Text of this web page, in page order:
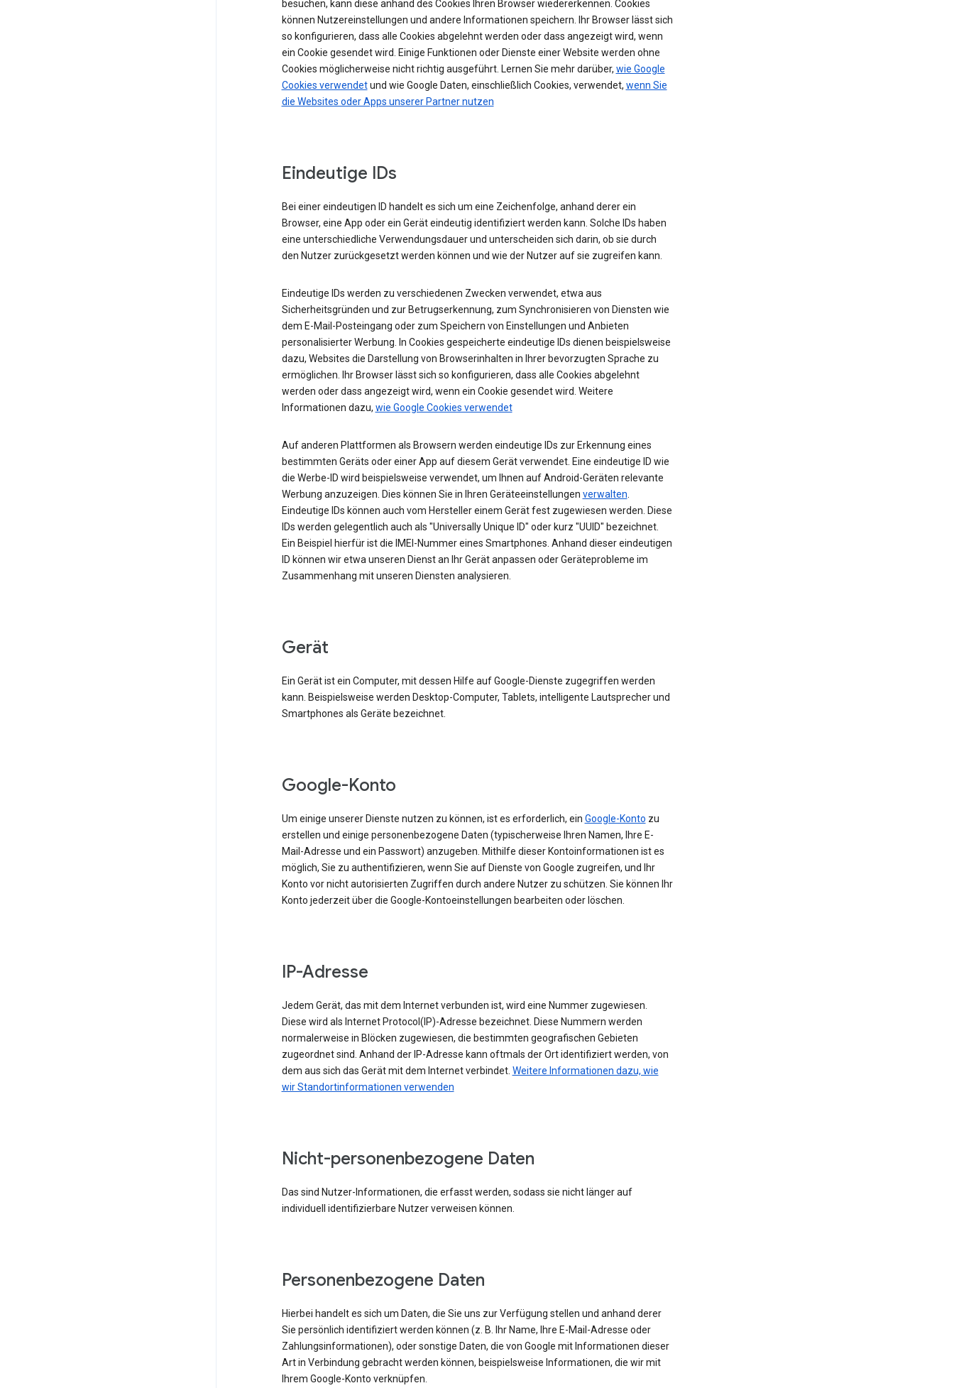
besuchen, kann diese anhand des Cookies Ihren Browser wiedererkennen. Cookies
können Nutzereinstellungen und andere Informationen speichern. Ihr Browser lässt sich
so konfigurieren, dass alle Cookies abgelehnt werden oder dass angezeigt wird, wenn
ein Cookie gesendet wird. Einige Funktionen oder Dienste einer Website werden ohne
Cookies möglicherweise nicht richtig ausgeführt. Lernen Sie mehr darüber, wie Google
Cookies verwendetund wie Google Daten, einschließlich Cookies, verwendet, wenn Sie
die Websites oder Apps unserer Partner nutzen
Eindeutige IDs
Bei einer eindeutigen ID handelt es sich um eine Zeichenfolge, anhand derer ein
Browser, eine App oder ein Gerät eindeutig identifiziert werden kann. Solche IDs haben
eine unterschiedliche Verwendungsdauer und unterscheiden sich darin, ob sie durch
den Nutzer zurückgesetzt werden können und wie der Nutzer auf sie zugreifen kann.
Eindeutige IDs werden zu verschiedenen Zwecken verwendet, etwa aus
Sicherheitsgründen und zur Betrugserkennung, zum Synchronisieren von Diensten wie
dem E-Mail-Posteingang oder zum Speichern von Einstellungen und Anbieten
personalisierter Werbung. In Cookies gespeicherte eindeutige IDs dienen beispielsweise
dazu, Websites die Darstellung von Browserinhalten in Ihrer bevorzugten Sprache zu
ermöglichen. Ihr Browser lässt sich so konfigurieren, dass alle Cookies abgelehnt
werden oder dass angezeigt wird, wenn ein Cookie gesendet wird. Weitere
Informationen dazu, wie Google Cookies verwendet
Auf anderen Plattformen als Browsern werden eindeutige IDs zur Erkennung eines
bestimmten Geräts oder einer App auf diesem Gerät verwendet. Eine eindeutige ID wie
die Werbe-ID wird beispielsweise verwendet, um Ihnen auf Android-Geräten relevante
Werbung anzuzeigen. Dies können Sie in Ihren Geräteeinstellungen verwalten.
Eindeutige IDs können auch vom Hersteller einem Gerät fest zugewiesen werden. Diese
IDs werden gelegentlich auch als "Universally Unique ID" oder kurz "UUID" bezeichnet.
Ein Beispiel hierfür ist die IMEI-Nummer eines Smartphones. Anhand dieser eindeutigen
ID können wir etwa unseren Dienst an Ihr Gerät anpassen oder Geräteprobleme im
Zusammenhang mit unseren Diensten analysieren.
Gerät
Ein Gerät ist ein Computer, mit dessen Hilfe auf Google-Dienste zugegriffen werden
kann. Beispielsweise werden Desktop-Computer, Tablets, intelligente Lautsprecher und
Smartphones als Geräte bezeichnet.
Google-Konto
Um einige unserer Dienste nutzen zu können, ist es erforderlich, ein Google-Konto zu
erstellen und einige personenbezogene Daten (typischerweise Ihren Namen, Ihre E-
Mail-Adresse und ein Passwort) anzugeben. Mithilfe dieser Kontoinformationen ist es
möglich, Sie zu authentifizieren, wenn Sie auf Dienste von Google zugreifen, und Ihr
Konto vor nicht autorisierten Zugriffen durch andere Nutzer zu schützen. Sie können Ihr
Konto jederzeit über die Google-Kontoeinstellungen bearbeiten oder löschen.
IP-Adresse
Jedem Gerät, das mit dem Internet verbunden ist, wird eine Nummer zugewiesen.
Diese wird als Internet Protocol(IP)-Adresse bezeichnet. Diese Nummern werden
normalerweise in Blöcken zugewiesen, die bestimmten geografischen Gebieten
zugeordnet sind. Anhand der IP-Adresse kann oftmals der Ort identifiziert werden, von
dem aus sich das Gerät mit dem Internet verbindet. Weitere Informationen dazu, wie
wir Standortinformationen verwenden
Nicht-personenbezogene Daten
Das sind Nutzer-Informationen, die erfasst werden, sodass sie nicht länger auf
individuell identifizierbare Nutzer verweisen können.
Personenbezogene Daten
Hierbei handelt es sich um Daten, die Sie uns zur Verfügung stellen und anhand derer
Sie persönlich identifiziert werden können (z. B. Ihr Name, Ihre E-Mail-Adresse oder
Zahlungsinformationen), oder sonstige Daten, die von Google mit Informationen dieser
Art in Verbindung gebracht werden können, beispielsweise Informationen, die wir mit
Ihrem Google-Konto verknüpfen.